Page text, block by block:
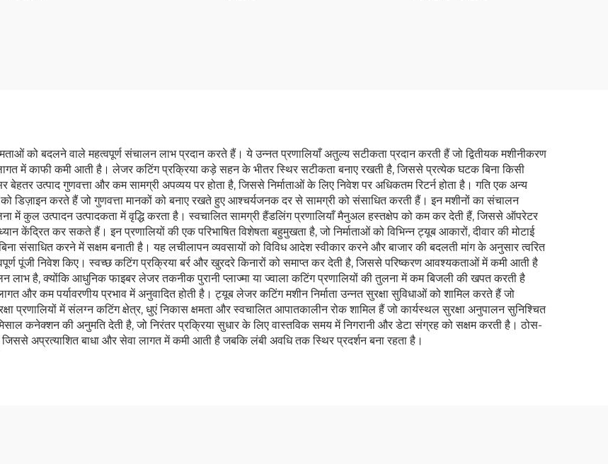
को बदलने वाले महत्वपूर्ण संचालन लाभ प्रदान करते हैं। ये उन्नत प्रणालियाँ अतुल्य सटीकता प्रदान करती हैं जो द्वितीयक मशीनीकरण
में काफी कमी आती है। लेजर कटिंग प्रक्रिया कड़े सहन के भीतर स्थिर सटीकता बनाए रखती है, जिससे प्रत्येक घटक बिना किसी
उत्पाद गुणवत्ता और कम सामग्री अपव्यय पर होता है, जिससे निर्माताओं के लिए निवेश पर अधिकतम रिटर्न होता है। गति एक अन्य
को डिज़ाइन करते हैं जो गुणवत्ता मानकों को बनाए रखते हुए आश्चर्यजनक दर से सामग्री को संसाधित करती हैं। इन मशीनों का संचालन
में कुल उत्पादन उत्पादकता में वृद्धि करता है। स्वचालित सामग्री हैंडलिंग प्रणालियाँ मैनुअल हस्तक्षेप को कम कर देती हैं, जिससे ऑपरेटर
केंद्रित कर सकते हैं। इन प्रणालियों की एक परिभाषित विशेषता बहुमुखता है, जो निर्माताओं को विभिन्न ट्यूब आकारों, दीवार की मोटाई
संसाधित करने में सक्षम बनाती है। यह लचीलापन व्यवसायों को विविध आदेश स्वीकार करने और बाजार की बदलती मांग के अनुसार त्वरित
पूंजी निवेश किए। स्वच्छ कटिंग प्रक्रिया बर्र और खुरदरे किनारों को समाप्त कर देती है, जिससे परिष्करण आवश्यकताओं में कमी आती है
लाभ है, क्योंकि आधुनिक फाइबर लेजर तकनीक पुरानी प्लाज्मा या ज्वाला कटिंग प्रणालियों की तुलना में कम बिजली की खपत करती है
और कम पर्यावरणीय प्रभाव में अनुवादित होती है। ट्यूब लेजर कटिंग मशीन निर्माता उन्नत सुरक्षा सुविधाओं को शामिल करते हैं जो
प्रणालियों में संलग्न कटिंग क्षेत्र, धुएं निकास क्षमता और स्वचालित आपातकालीन रोक शामिल हैं जो कार्यस्थल सुरक्षा अनुपालन सुनिश्चित
कनेक्शन की अनुमति देती है, जो निरंतर प्रक्रिया सुधार के लिए वास्तविक समय में निगरानी और डेटा संग्रह को सक्षम करती है। ठोस-
अप्रत्याशित बाधा और सेवा लागत में कमी आती है जबकि लंबी अवधि तक स्थिर प्रदर्शन बना रहता है।